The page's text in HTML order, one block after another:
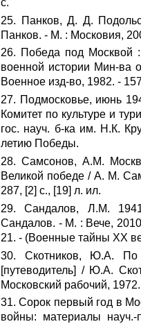
25. Панков, Д. Д.
Панков. - М. : Московия,
26. Победа под Москвой
военной истории Мин-
Военное изд-во, 1982. -
27. Подмосковье, июнь
Комитет по культуре и
гос. науч. б-ка им. Н.К.
летию Победы.
28. Самсонов, А.М.
Великой победе / А. М.
287, [2] с., [19] л. ил.
29. Сандалов, Л.М.
Сандалов. - М. : Вече,
21. - (Военные тайны XX
30. Скотников, Ю.А. По
[путеводитель] / Ю.А.
Московский рабочий,
31. Сорок первый год в
войны: материалы науч.-